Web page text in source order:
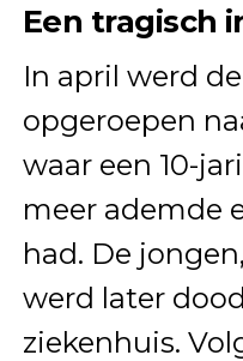
Een tragisch
In april werd
opgeroepen
waar een 10-
meer ademde
had. De
werd later
ziekenhuis.